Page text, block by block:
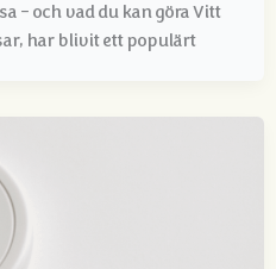
– och vad du kan göra Vitt
har blivit ett populärt